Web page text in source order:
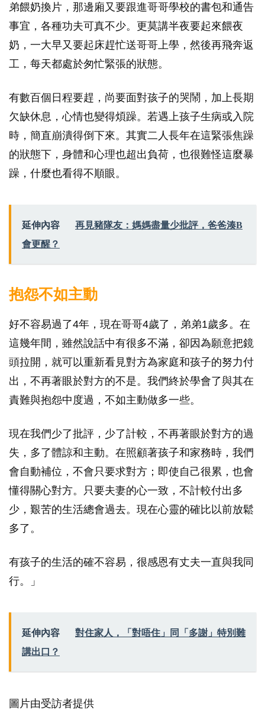
弟餵奶換片，那邊廂又要跟進哥哥學校的書包和通告
事宜，各種功夫可真不少。更莫講半夜要起來餵夜
奶，一大早又要起床趕忙送哥哥上學，然後再飛奔返
工，每天都處於匆忙緊張的狀態。
有數百個日程要趕，尚要面對孩子的哭鬧，加上長期
欠缺休息，心情也變得煩躁。若遇上孩子生病或入院
時，簡直崩潰得倒下來。其實二人長年在這緊張焦躁
的狀態下，身體和心理也超出負荷，也很難怪這麼暴
躁，什麼也看得不順眼。
延伸內容
再見豬隊友：媽媽盡量少批評，爸爸湊B
會更醒？
抱怨不如主動
好不容易過了4年，現在哥哥4歲了，弟弟1歲多。在
這幾年間，雖然說話中有很多不滿，卻因為願意把鏡
頭拉開，就可以重新看見對方為家庭和孩子的努力付
出，不再著眼於對方的不是。我們終於學會了與其在
責難與抱怨中度過，不如主動做多一些。
現在我們少了批評，少了計較，不再著眼於對方的過
失，多了體諒和主動。在照顧著孩子和家務時，我們
會自動補位，不會只要求對方；即使自己很累，也會
懂得關心對方。只要夫妻的心一致，不計較付出多
少，艱苦的生活總會過去。現在心靈的確比以前放鬆
多了。
有孩子的生活的確不容易，很感恩有丈夫一直與我同
行。」
延伸內容
對住家人，「對唔住」同「多謝」特別難
講出口？
圖片由受訪者提供